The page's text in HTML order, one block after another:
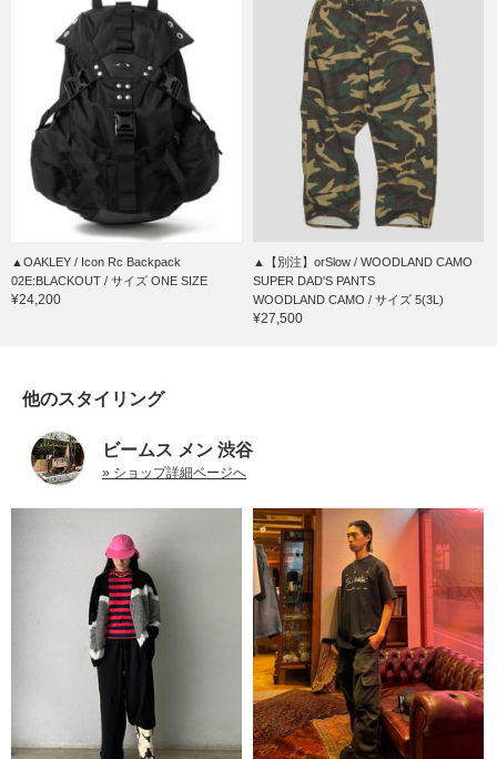
▲OAKLEY / Icon Rc Backpack
02E:BLACKOUT / サイズ ONE SIZE
¥24,200
▲【別注】orSlow / WOODLAND CAMO
SUPER DAD'S PANTS
WOODLAND CAMO / サイズ 5(3L)
¥27,500
他のスタイリング
ビームス メン 渋谷
» ショップ詳細ページへ